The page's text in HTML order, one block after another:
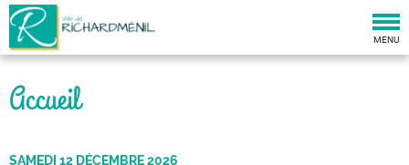
MENU
Accueil
SAMEDI 12 DÉCEMBRE 2026